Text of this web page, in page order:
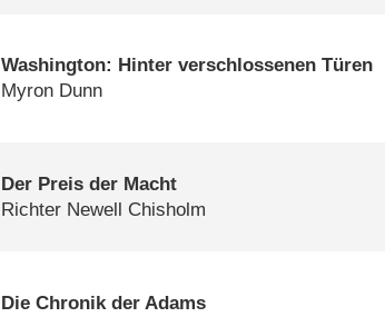
Washington: Hinter verschlossenen Türen
Myron Dunn
Der Preis der Macht
Richter Newell Chisholm
Die Chronik der Adams